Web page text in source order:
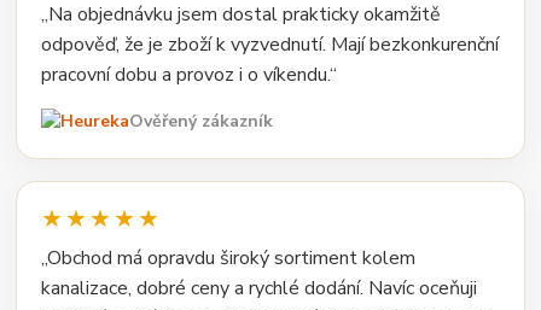
„Na objednávku jsem dostal prakticky okamžitě
odpověď, že je zboží k vyzvednutí. Mají bezkonkurenční
pracovní dobu a provoz i o víkendu.“
Ověřený zákazník
★★★★★
„Obchod má opravdu široký sortiment kolem
kanalizace, dobré ceny a rychlé dodání. Navíc oceňuji